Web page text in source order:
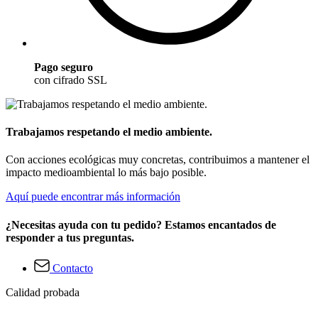
Pago seguro
con cifrado SSL
Trabajamos respetando el medio ambiente.
Con acciones ecológicas muy concretas, contribuimos a mantener el
impacto medioambiental lo más bajo posible.
Aquí puede encontrar más información
¿Necesitas ayuda con tu pedido? Estamos encantados de
responder a tus preguntas.
Contacto
Calidad probada